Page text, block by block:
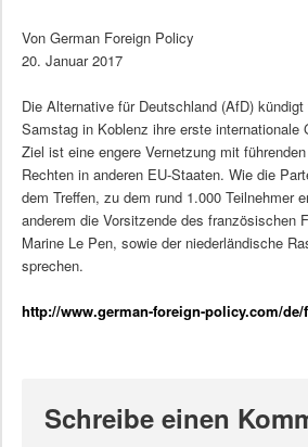
Von German Foreign Policy
20. Januar 2017
Die Alternative für Deutschland (AfD)
Samstag in Koblenz ihre erste internationale
Ziel ist eine engere Vernetzung mit
Rechten in anderen EU-Staaten. Wie die
dem Treffen, zu dem rund 1.000 Teilnehmer
anderem die Vorsitzende des französischen
Marine Le Pen, sowie der niederländische
sprechen.
http://www.german-foreign-policy.com/de/
Schreibe einen